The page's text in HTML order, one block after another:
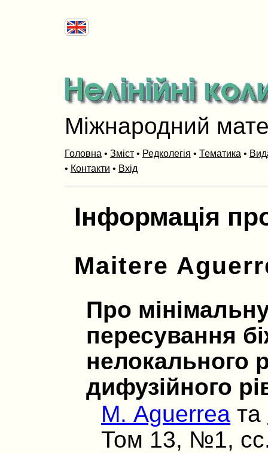
Міжнародний
Головна • Зміст• Редколегія • Тематика •
• Контакти • Вхід
Інформація
Maitere
Про
пересування
нелокального
дифузійного
M. Aguerrea та
Том 13, №1,